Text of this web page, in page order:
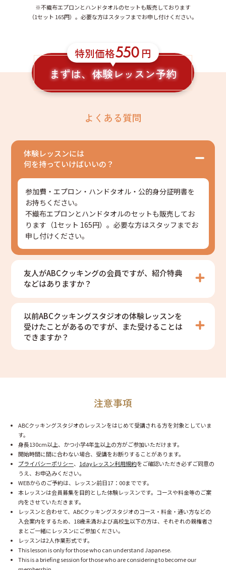
※不織布エプロンとハンドタオルのセットも販売しております
（1セット 165円）。必要な方はスタッフまでお申し付けください。
特別価格550 円
まずは、体験レッスン予約
よくある質問
体験レッスンには
何を持っていけばいいの？
参加費・エプロン・ハンドタオル・公的身分証明書を
お持ちください。
不織布エプロンとハンドタオルのセットも販売してお
ります（1セット 165円）。必要な方はスタッフまでお
申し付けください。
友人がABCクッキングの会員ですが、紹介特典
などはありますか？
以前ABCクッキングスタジオの体験レッスンを
受けたことがあるのですが、また受けることは
できますか？
注意事項
ABCクッキングスタジオのレッスンをはじめて受講される方を対象としていま
す。
身長130cm以上、かつ小学4年生以上の方がご参加いただけます。
開始時間に間に合わない場合、受講をお断りすることがあります。
プライバシーポリシー、 1dayレッスン利用規約をご確認いただき必ずご同意の
うえ、お申込みください。
WEBからのご予約は、レッスン前日17：00までです。
本レッスンは会員募集を目的とした体験レッスンです。コースや料金等のご案
内をさせていただきます。
レッスンと合わせて、ABCクッキングスタジオのコース・料金・通い方などの
入会案内をするため、18歳未満および高校生以下の方は、それぞれの親権者さ
まとご一緒にレッスンにご参加ください。
レッスンは2人作業形式です。
This lesson is only for those who can understand Japanese.
This is a briefing session for those who are considering to become our